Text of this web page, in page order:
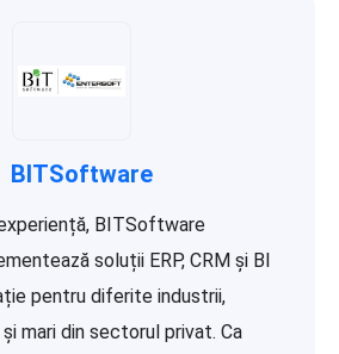
BITSoftware
BITSoftware
soluții ERP, CRM și BI
pentru diferite industrii,
mari din sectorul privat. Ca